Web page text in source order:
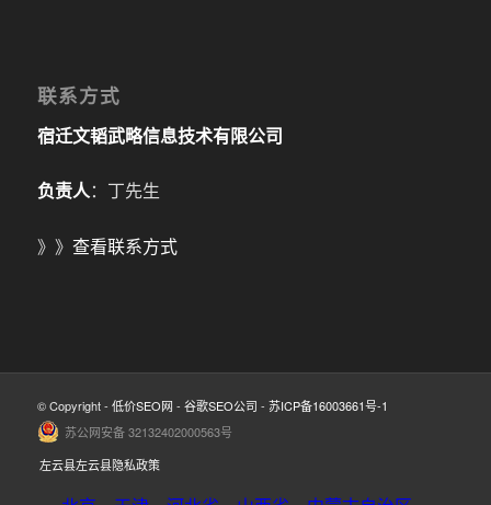
联系方式
宿迁文韬武略信息技术有限公司
负责人：丁先生
》》 查看联系方式
© Copyright - 低价SEO网 - 谷歌SEO公司 - 苏ICP备16003661号-1
苏公网安备 32132402000563号
左云县左云县隐私政策